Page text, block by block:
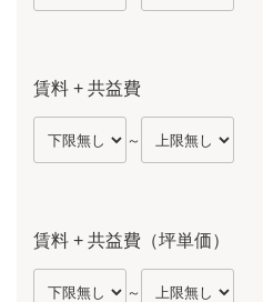
賃料 + 共益費
～
賃料 + 共益費（坪単価）
～